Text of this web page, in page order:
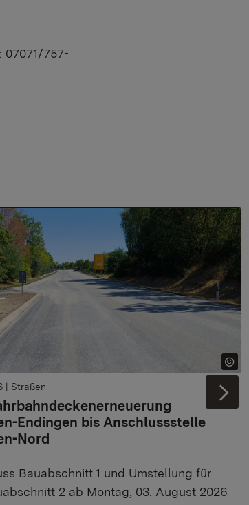
07071/757-
Endingen bis Anschlussstelle
Nord
| Straßen
Bauabschnitt 1 und Umstellung für
2 ab Montag, 03. August 2026